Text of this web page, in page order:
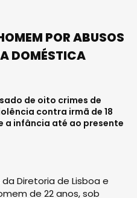
POR ABUSOS
DOMÉSTICA
de oito crimes de
contra irmã de 18
a infância até ao presente
Diretoria de Lisboa e
de 22 anos, sob